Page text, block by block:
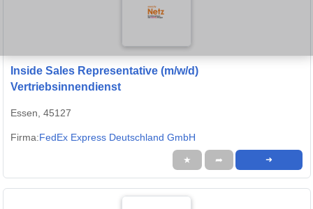
Inside Sales Representative (m/w/d)
Vertriebsinnendienst
Essen, 45127
Firma:FedEx Express Deutschland GmbH
★ ➦ ➜